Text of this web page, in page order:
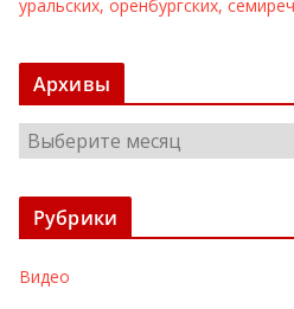
уральских, оренбургских,
Архивы
р
х
ы
Рубрики
Видео